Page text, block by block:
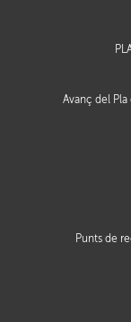
Avanç del
Punts de